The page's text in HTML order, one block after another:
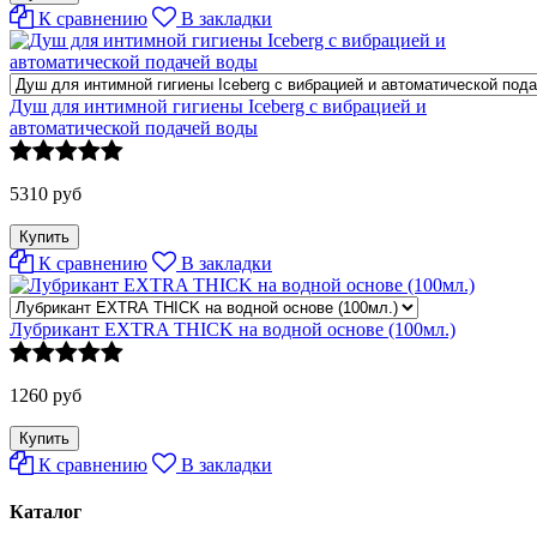
К сравнению В закладки
Душ для интимной гигиены Iceberg с вибрацией и
автоматической подачей воды
5310 руб
К сравнению В закладки
Лубрикант EXTRA THICK на водной основе (100мл.)
1260 руб
К сравнению В закладки
Каталог